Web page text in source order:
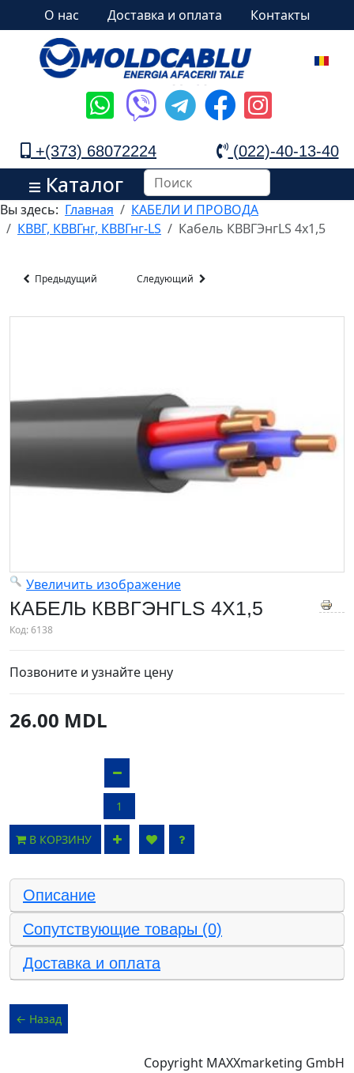
О нас Доставка и оплата Контакты
+(373) 68072224 (022)-40-13-40
Каталог
Вы здесь: Главная
КАБЕЛИ И ПРОВОДА
КВВГ, КВВГнг, КВВГнг-LS
Кабель КВВГЭнгLS 4х1,5
Предыдущий Следующий
Увеличить изображение
КАБЕЛЬ КВВГЭНГLS 4Х1,5
Код:6138
Позвоните и узнайте цену
26.00 MDL
В КОРЗИНУ
Описание
Сопутствующие товары (0)
Доставка и оплата
Copyright MAXXmarketing GmbH